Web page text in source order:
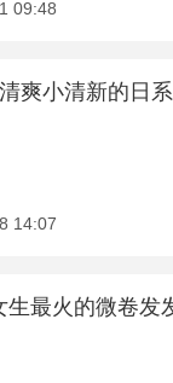
09:48
爽小清新的日
14:07
生最火的微卷发